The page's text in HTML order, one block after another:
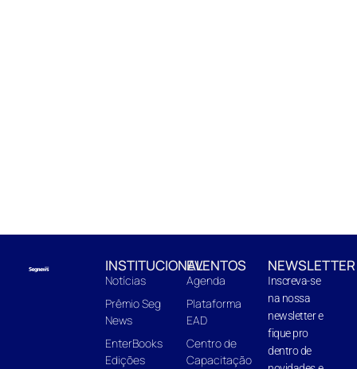
INSTITUCIONAL
Notícias
Prêmio Seg
News
EnterBooks
Edições
EVENTOS
Agenda
Plataforma
EAD
Centro de
Capacitação
NEWSLETTER
Inscreva-se
na nossa
newsletter e
fique pro
dentro de